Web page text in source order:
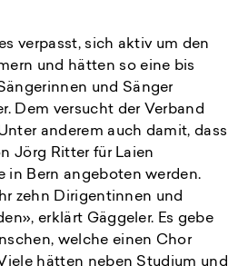
verpasst, sich aktiv um den
und hätten so eine bis
und Sänger
Dem versucht der Verband
anderem auch damit, dass
Jörg Ritter für Laien
in Bern angeboten werden.
zehn Dirigentinnen und
erklärt Gäggeler. Es gebe
welche einen Chor
hätten neben Studium und